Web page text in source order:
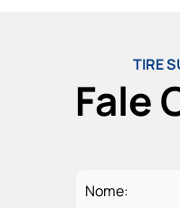
TIRE
Fale
Nome: